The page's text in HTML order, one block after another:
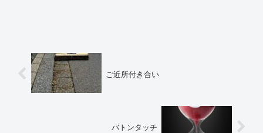
ご近所付き合い
バトンタッチ